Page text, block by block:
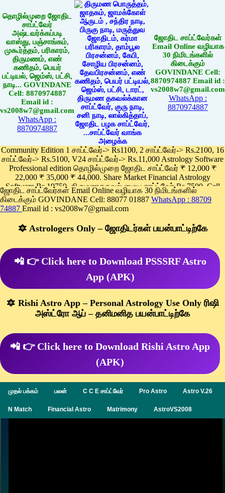
தொழில்முறை ஜோதிட
சாப்ட்வேர்
அஷ்டவர்க்கப்படி
வாஸ்து, பஞ்சாங்கம்,
முகூர்த்தம், பரிகாரம்,
திருமணம், எண்
கணிதம், பெயர்
பட்டியல், ஜெம்ஸ், பட்சி,
நாடி... GOVINDANE
Cell: 8870974887
Email id :
vs2008w7@gmail.com
WhatsApp :
8870974887
ஜோதிட சாப்ட்வேர்கள்
Email Online வழியாக
30 நிமிடங்களில்
கிடைக்கும்
GOVINDANE Cell:
8870974887 Email id :
vs2008w7@gmail.com
WhatsApp :
8870974887
Community Edition 1 சாப்ட்வேர்-> Rs1100, 2 சாப்ட்வேர்-> Rs.2100, 16
சாப்ட்வேர்-> Rs.5100, V24 சாப்ட்வேர்-> Rs.11,000 Astrology Software
Professional edition தொழில்முறை ஜோதிட சாப்ட்வேர் ₹ 12,000 ₹
22,000 ₹ 35,000 ₹ 44,000. Share Market Financial Astrology
Software Rs.19750, திருமணதகவல் மைய சாப்ட்வேர் Rs.7500, Cell
Phone App Rs. 1100
Pay online
ஜோதிட சாப்ட்வேர்கள் Email Online வழியாக 30 நிமிடங்களில்
கிடைக்கும் GOVINDANE Cell: 88077 01887 WhatsApp : 88709
74887 Email id : vs2008w7@gmail.com
🔯 Astrologers Only – ஜோதிடர்கள் பயன்பாட்டிற்கே
📲 👉 Click here to Download PSSSRF Astro
App (APK)
🔯 Rishi Astro App – Personal Astrology Use Only ரிஷி
அஸ்ட்ரோ ஆப் – தனிமனித பயன்பாட்டிற்கே
📲 👉 Click here to Download Rishi Astro App
(APK)
முதல் பக்கம் பலன் C C E சாப்ட்வேர் Pro Astro Astro V.26
N Match Financial Astro Matrimony AstroVS2008